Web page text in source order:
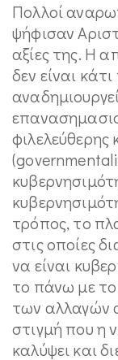
Πολλοί
ψήφισαν
αξίες της. Η
δεν είναι
τρόπος, το
στις οποίες
να είναι
το πάνω με το
των αλλαγών
στιγμή που η
καλύψει και